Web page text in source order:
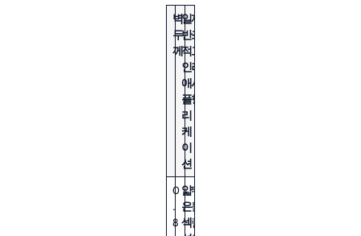
벽
두
께
일
반
적
인
애
플
리
케
이
션
제
조
고
려
사
항
0
.
8
얇
은
섹
뒤
틀
림